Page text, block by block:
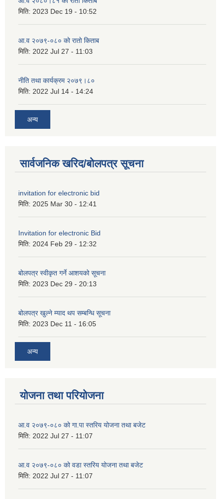
मिति: 2023 Dec 19 - 10:52
आ.व २०७९-०८० को रातो किताब
मिति: 2022 Jul 27 - 11:03
नीति तथा कार्यक्रम २०७९।८०
मिति: 2022 Jul 14 - 14:24
अन्य
सार्वजनिक खरिद/बोलपत्र सूचना
invitation for electronic bid
मिति: 2025 Mar 30 - 12:41
Invitation for electronic Bid
मिति: 2024 Feb 29 - 12:32
बोलपत्र स्वीकृत गर्ने आशयको सूचना
मिति: 2023 Dec 29 - 20:13
बोलपत्र खुल्ने म्याद थप सम्बन्धि सूचना
मिति: 2023 Dec 11 - 16:05
अन्य
योजना तथा परियोजना
आ.व २०७९-०८० को गा.पा स्तरिय योजना तथा बजेट
मिति: 2022 Jul 27 - 11:07
आ.व २०७९-०८० को वडा स्तरिय योजना तथा बजेट
मिति: 2022 Jul 27 - 11:07